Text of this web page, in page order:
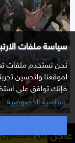
سياسة ملفات
نحن نستخدم ملفات
لموقعنا ولتحسين
فإنك توافق على
سياسية الخصوصية
عاجلعلى سلاح نووي